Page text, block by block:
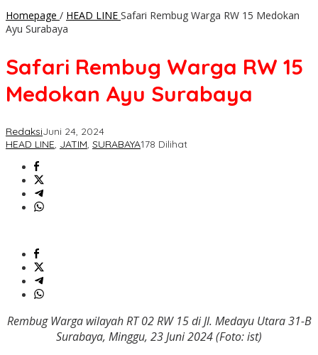
Homepage / HEAD LINE Safari Rembug Warga RW 15 Medokan
Ayu Surabaya
Safari Rembug Warga RW 15
Medokan Ayu Surabaya
RedaksiJuni 24, 2024
HEAD LINE, JATIM, SURABAYA178 Dilihat
Rembug Warga wilayah RT 02 RW 15 di Jl. Medayu Utara 31-B
Surabaya, Minggu, 23 Juni 2024 (Foto: ist)